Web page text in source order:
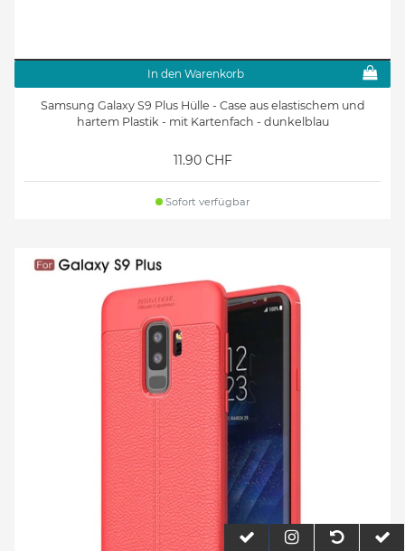
In den Warenkorb
Samsung Galaxy S9 Plus Hülle - Case aus elastischem und
hartem Plastik - mit Kartenfach - dunkelblau
11.90 CHF
Sofort verfügbar